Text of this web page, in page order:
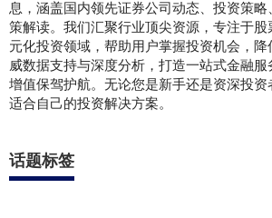
息，涵盖国内领先证券公司动态、投资策
策解读。我们汇聚行业顶尖资源，专注于
元化投资领域，帮助用户掌握投资机会，
威数据支持与深度分析，打造一站式金融
增值保驾护航。无论您是新手还是资深投
适合自己的投资解决方案。
话题标签